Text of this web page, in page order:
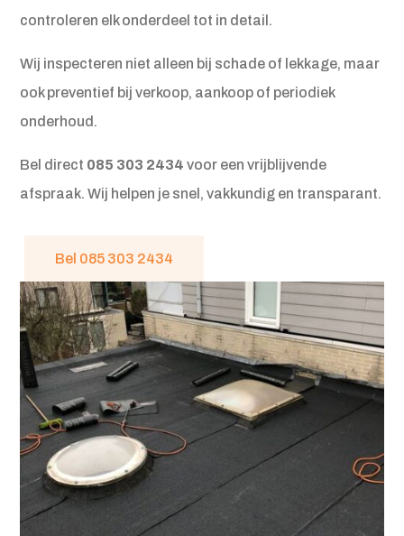
controleren elk onderdeel tot in detail.
Wij inspecteren niet alleen bij schade of lekkage, maar
ook preventief bij verkoop, aankoop of periodiek
onderhoud.
Bel direct 085 303 2434 voor een vrijblijvende
afspraak. Wij helpen je snel, vakkundig en transparant.
Bel 085 303 2434